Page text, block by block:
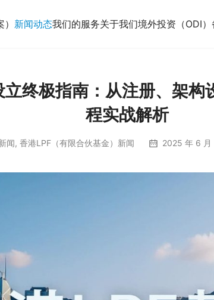
新闻动态我们的服务关于我们境外投资（ODI
终极指南：从注册、架构
程实战解析
闻, 香港LPF（有限合伙基金）新闻 2025 年 6 月